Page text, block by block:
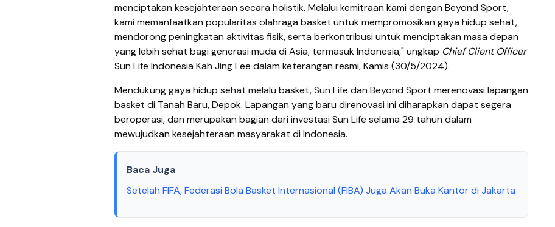
menciptakan kesejahteraan secara holistik. Melalui kemitraan kami dengan Beyond Sport,
kami memanfaatkan popularitas olahraga basket untuk mempromosikan gaya hidup sehat,
mendorong peningkatan aktivitas fisik, serta berkontribusi untuk menciptakan masa depan
yang lebih sehat bagi generasi muda di Asia, termasuk Indonesia," ungkap Chief Client Officer
Sun Life Indonesia Kah Jing Lee dalam keterangan resmi, Kamis (30/5/2024).
Mendukung gaya hidup sehat melalu basket, Sun Life dan Beyond Sport merenovasi lapangan
basket di Tanah Baru, Depok. Lapangan yang baru direnovasi ini diharapkan dapat segera
beroperasi, dan merupakan bagian dari investasi Sun Life selama 29 tahun dalam
mewujudkan kesejahteraan masyarakat di Indonesia.
Baca Juga
Setelah FIFA, Federasi Bola Basket Internasional (FIBA) Juga Akan Buka Kantor di Jakarta